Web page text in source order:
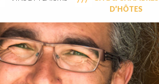
D’HÔTES